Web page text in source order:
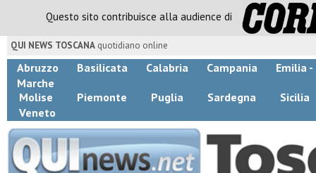
Questo sito contribuisce alla audience di
QUI NEWS TOSCANA quotidiano online
Abruzzo Basilicata Calabria Campania
Emilia -
Marche
Molise
Piemonte Puglia Sardegna
Sicilia
Veneto